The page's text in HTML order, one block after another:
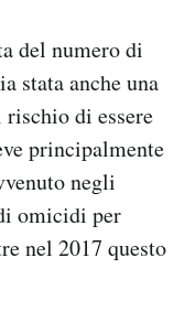
del numero di
stata anche una
di essere
principalmente
negli
omicidi per
nel 2017 questo